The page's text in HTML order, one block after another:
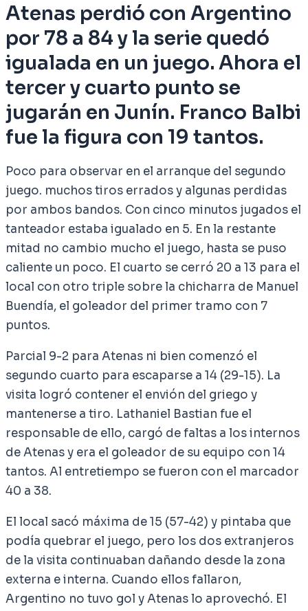
Atenas perdió con Argentino
por 78 a 84 y la serie quedó
igualada en un juego. Ahora el
tercer y cuarto punto se
jugarán en Junín. Franco Balbi
fue la figura con 19 tantos.
Poco para observar en el arranque del segundo
juego. muchos tiros errados y algunas perdidas
por ambos bandos. Con cinco minutos jugados el
tanteador estaba igualado en 5. En la restante
mitad no cambio mucho el juego, hasta se puso
caliente un poco. El cuarto se cerró 20 a 13 para el
local con otro triple sobre la chicharra de Manuel
Buendía, el goleador del primer tramo con 7
puntos.
Parcial 9-2 para Atenas ni bien comenzó el
segundo cuarto para escaparse a 14 (29-15). La
visita logró contener el envión del griego y
mantenerse a tiro. Lathaniel Bastian fue el
responsable de ello, cargó de faltas a los internos
de Atenas y era el goleador de su equipo con 14
tantos. Al entretiempo se fueron con el marcador
40 a 38.
El local sacó máxima de 15 (57-42) y pintaba que
podía quebrar el juego, pero los dos extranjeros
de la visita continuaban dañando desde la zona
externa e interna. Cuando ellos fallaron,
Argentino no tuvo gol y Atenas lo aprovechó. El